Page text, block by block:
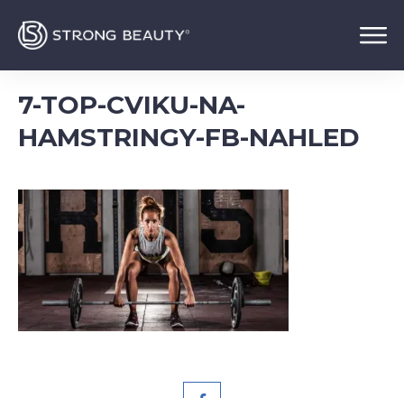
7-TOP-CVIKU-NA-
HAMSTRINGY-FB-NAHLED